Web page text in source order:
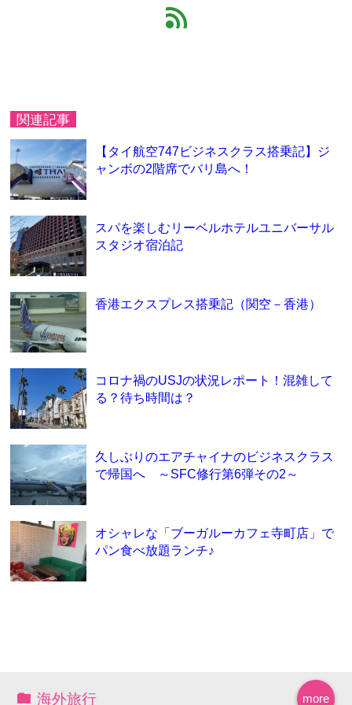
feed
関連記事
【タイ航空747ビジネスクラス搭乗記】ジ
ャンボの2階席でバリ島へ！
スパを楽しむリーベルホテルユニバーサル
スタジオ宿泊記
香港エクスプレス搭乗記（関空－香港）
コロナ禍のUSJの状況レポート！混雑して
る？待ち時間は？
久しぶりのエアチャイナのビジネスクラス
で帰国へ ～SFC修行第6弾その2～
オシャレな「ブーガルーカフェ寺町店」で
パン食べ放題ランチ♪
more
海外旅行